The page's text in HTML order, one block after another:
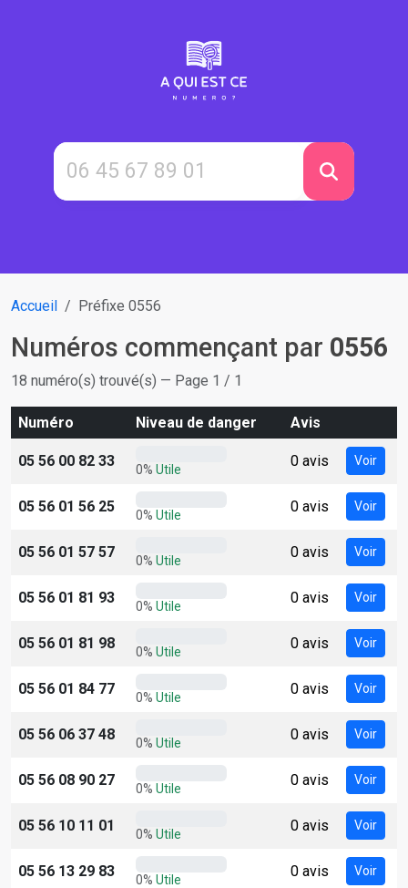
Accueil Préfixe 0556
Numéros commençant par 0556
18 numéro(s) trouvé(s) — Page 1 / 1
Numéro Niveau de danger Avis
05 56 00 82 33 0% Utile 0 avis Voir
05 56 01 56 25 0% Utile 0 avis Voir
05 56 01 57 57 0% Utile 0 avis Voir
05 56 01 81 93 0% Utile 0 avis Voir
05 56 01 81 98 0% Utile 0 avis Voir
05 56 01 84 77 0% Utile 0 avis Voir
05 56 06 37 48 0% Utile 0 avis Voir
05 56 08 90 27 0% Utile 0 avis Voir
05 56 10 11 01 0% Utile 0 avis Voir
05 56 13 29 83 0% Utile 0 avis Voir